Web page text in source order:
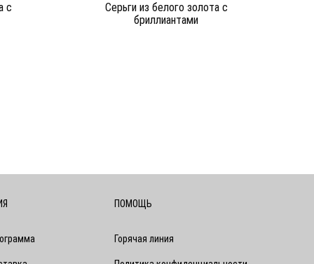
c
Серьги из белого золота c
бриллиантами
ПОМОЩЬ
Горячая линия